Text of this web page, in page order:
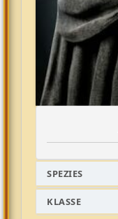
SPEZIES
KLASSE